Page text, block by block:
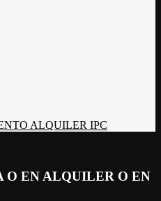
ALQUILER IPC
O EN ALQUILER O EN